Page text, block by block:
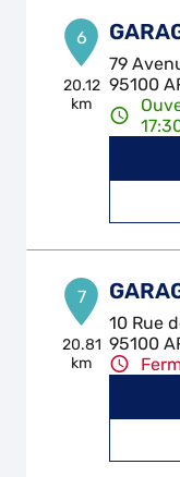
6
20.12
km
79
95100
7
20.81
km
10 Rue
95100